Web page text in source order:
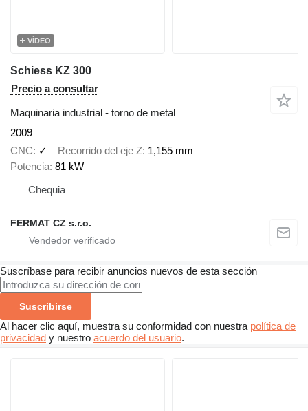
VÍDEO
Schiess KZ 300
Precio a consultar
Maquinaria industrial - torno de metal
2009
CNC
✓ Recorrido del eje Z 1,155 mm
Potencia 81 kW
Chequia
FERMAT CZ s.r.o.
Suscríbase para recibir anuncios nuevos de esta sección
Suscribirse
Al hacer clic aquí, muestra su conformidad con nuestra política de
privacidad y nuestro acuerdo del usuario.